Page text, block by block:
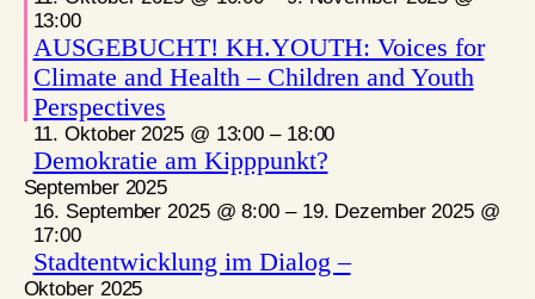
13:00
AUSGEBUCHT! KH.YOUTH: Voices for
Climate and Health – Children and Youth
Perspectives
11. Oktober 2025 @ 13:00 – 18:00
Demokratie am Kipppunkt?
September 2025
16. September 2025 @ 8:00 – 19. Dezember 2025 @
17:00
Stadtentwicklung im Dialog –
Oktober 2025